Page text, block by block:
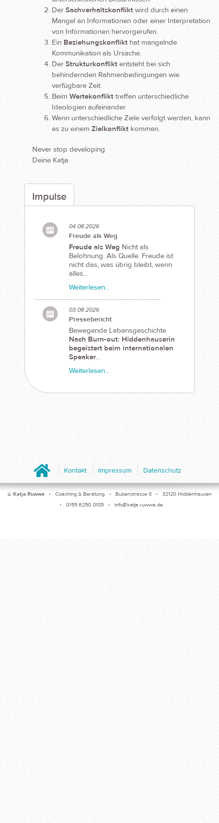
Der Sachverhaltskonfliktwird durch einen
Mangel an Informationen oder einer Interpretation
von Informationen hervorgerufen.
Ein Beziehungskonflikt hat mangelnde
Kommunikation als Ursache.
Der Strukturkonfliktentsteht bei sich
behindernden Rahmenbedingungen wie
verfügbare Zeit.
Beim Wertekonflikt treffen unterschiedliche
Ideologien aufeinander.
Wenn unterschiedliche Ziele verfolgt werden, kann
es zu einem Zielkonflikt kommen.
Never stop developing
Deine Katja
Impulse
Freude als Weg
04.08.2026
Freude als Weg Nicht als
Belohnung. Als Quelle. Freude ist
nicht das, was übrig bleibt, wenn
alles...
Weiterlesen...
Pressebericht
03.08.2026
Bewegende Lebensgeschichte
Nach Burn-out: Hiddenhauserin
begeistert beim internationalen
Speaker...
Weiterlesen...
Home
Kontakt Impressum Datenschutz
© Katja Ruwwe • Coaching & Beratung • Bubenstrasse 8 • 32120 Hiddenhausen
• 0155 6250 8185 • info@katja.ruwwe.de